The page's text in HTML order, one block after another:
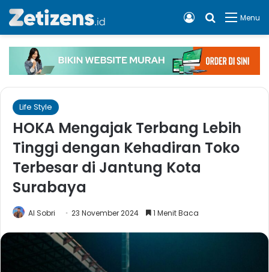
Menu
Cari apa,
Log In
Life Style
HOKA Mengajak Terbang Lebih
Tinggi dengan Kehadiran Toko
Terbesar di Jantung Kota
Surabaya
Al Sobri 23 November 2024 1 Menit Baca